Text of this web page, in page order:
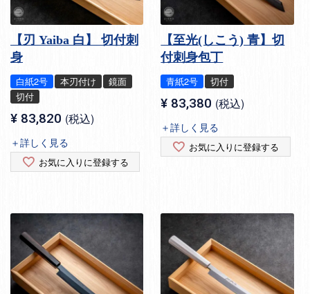
【刃 Yaiba 白】 切付刺
身
白紙2号 本刃付け
鏡面
切付
¥ 83,820 税込
＋詳しく見る
お気に入りに登録する
【至光(しこう) 青】切
付刺身包丁
青紙2号 切付
¥ 83,380 税込
＋詳しく見る
お気に入りに登録する